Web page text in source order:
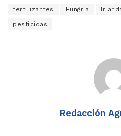
fertilizantes Hungría
pesticidas
Redacción